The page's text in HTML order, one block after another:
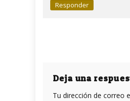
Responder
Deja una
Tu dirección de correo